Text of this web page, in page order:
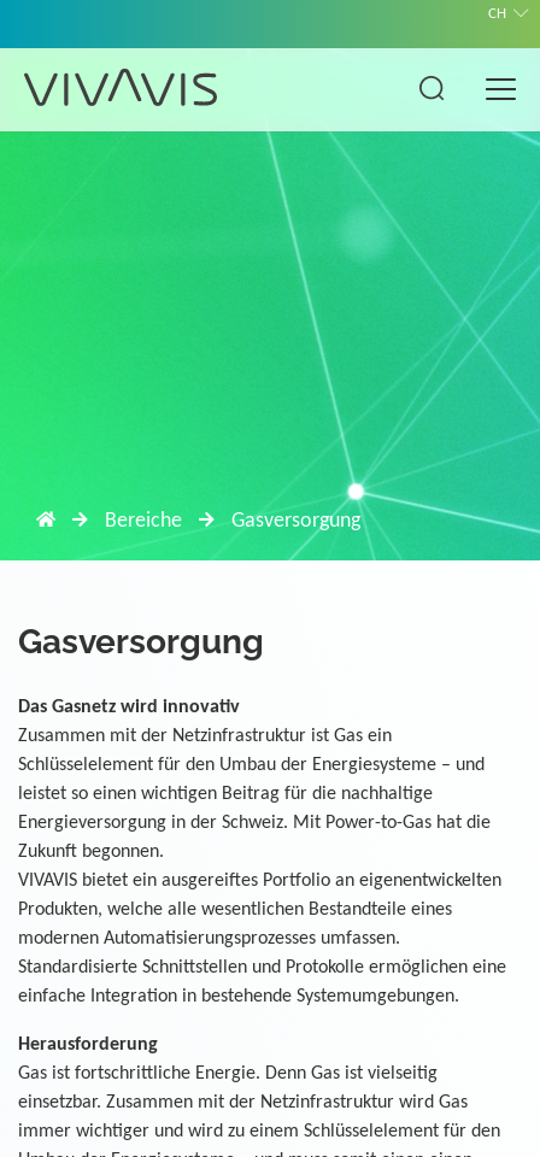
CH
Bereiche Gasversorgung
Gasversorgung
Das Gasnetz wird innovativ
Zusammen mit der Netzinfrastruktur ist Gas ein
Schlüsselelement für den Umbau der Energiesysteme – und
leistet so einen wichtigen Beitrag für die nachhaltige
Energieversorgung in der Schweiz. Mit Power-to-Gas hat die
Zukunft begonnen.
VIVAVIS bietet ein ausgereiftes Portfolio an eigenentwickelten
Produkten, welche alle wesentlichen Bestandteile eines
modernen Automatisierungsprozesses umfassen.
Standardisierte Schnittstellen und Protokolle ermöglichen eine
einfache Integration in bestehende Systemumgebungen.
Herausforderung
Gas ist fortschrittliche Energie. Denn Gas ist vielseitig
einsetzbar. Zusammen mit der Netzinfrastruktur wird Gas
immer wichtiger und wird zu einem Schlüsselelement für den